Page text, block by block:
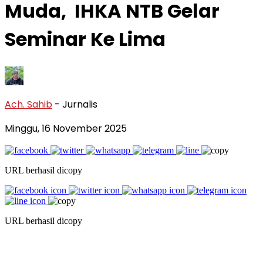
Muda, IHKA NTB Gelar
Seminar Ke Lima
Ach. Sahib - Jurnalis
Minggu, 16 November 2025
URL berhasil dicopy
URL berhasil dicopy